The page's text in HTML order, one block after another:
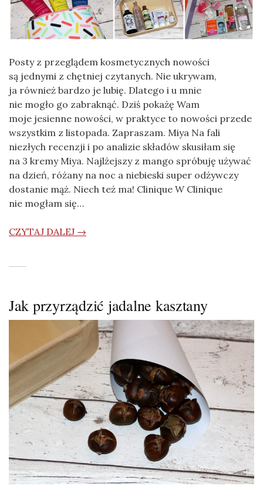
Posty z przeglądem kosmetycznych nowości
są jednymi z chętniej czytanych. Nie ukrywam,
ja również bardzo je lubię. Dlatego i u mnie
nie mogło go zabraknąć. Dziś pokażę Wam
moje jesienne nowości, w praktyce to nowości przede
wszystkim z listopada. Zapraszam. Miya Na fali
niezłych recenzji i po analizie składów skusiłam się
na 3 kremy Miya. Najlżejszy z mango spróbuję używać
na dzień, różany na noc a niebieski super odżywczy
dostanie mąż. Niech też ma! Clinique W Clinique
nie mogłam się…
CZYTAJ DALEJ →
Jak przyrządzić jadalne kasztany